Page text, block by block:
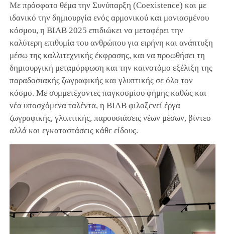
Video
Με πρόσφατο θέμα την Συνύπαρξη (Coexistence) και με
ιδανικό την δημιουργία ενός αρμονικού και μονιασμένου
κόσμου, η BIAB 2025 επιδιώκει να μεταφέρει την
καλύτερη επιθυμία του ανθρώπου για ειρήνη και ανάπτυξη
μέσω της καλλιτεχνικής έκφρασης, και να προωθήσει τη
δημιουργική μεταμόρφωση και την καινοτόμο εξέλιξη της
παραδοσιακής ζωγραφικής και γλυπτικής σε όλο τον
κόσμο. Με συμμετέχοντες παγκοσμίου φήμης καθώς και
νέα υποσχόμενα ταλέντα, η BIAB φιλοξενεί έργα
ζωγραφικής, γλυπτικής, παρουσιάσεις νέων μέσων, βίντεο
αλλά και εγκαταστάσεις κάθε είδους.